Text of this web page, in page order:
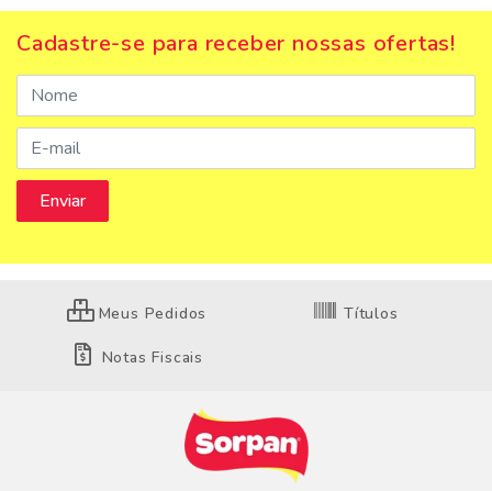
Cadastre-se para receber nossas ofertas!
Meus Pedidos Títulos
Notas Fiscais